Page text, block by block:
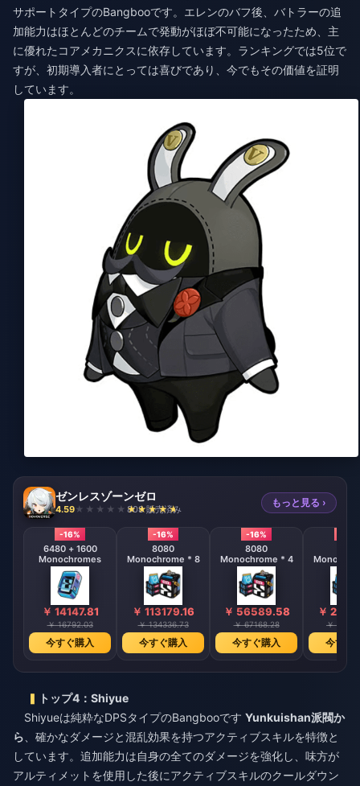
サポートタイプのBangbooです。エレンのバフ後、バトラーの追
加能力はほとんどのチームで発動がほぼ不可能になったため、主
に優れたコアメカニクスに依存しています。ランキングでは5位で
すが、初期導入者にとっては喜びであり、今でもその価値を証明
しています。
ゼンレスゾーンゼロ
4.59 808 販売済み
もっと見る ›
-16%
6480 + 1600
Monochromes
￥ 14147.81
￥ 16792.03
今すぐ購入
-16%
8080
Monochrome * 8
￥ 113179.16
￥ 134336.73
今すぐ購入
-16%
8080
Monochrome * 4
￥ 56589.58
￥ 67168.28
今すぐ購入
￥
￥
今すぐ
トップ4：Shiyue
Shiyueは純粋なDPSタイプのBangbooです Yunkuishan派閥か
ら 、確かなダメージと混乱効果を持つアクティブスキルを特徴と
しています。追加能力は自身の全てのダメージを強化し、味方が
アルティメットを使用した後にアクティブスキルのクールダウン